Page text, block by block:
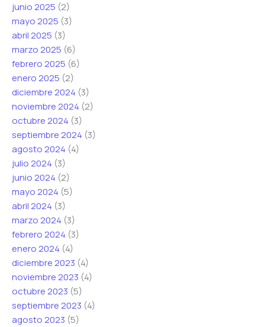
junio 2025 (2)
mayo 2025 (3)
abril 2025 (3)
marzo 2025 (6)
febrero 2025 (6)
enero 2025 (2)
diciembre 2024 (3)
noviembre 2024 (2)
octubre 2024 (3)
septiembre 2024 (3)
agosto 2024 (4)
julio 2024 (3)
junio 2024 (2)
mayo 2024 (5)
abril 2024 (3)
marzo 2024 (3)
febrero 2024 (3)
enero 2024 (4)
diciembre 2023 (4)
noviembre 2023 (4)
octubre 2023 (5)
septiembre 2023 (4)
agosto 2023 (5)